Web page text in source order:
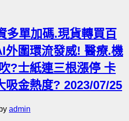
多單加碼.現貨轉買百
外圍環流發威! 醫療.機
?士紙連三根漲停 卡
吸金熱度? 2023/07/25
by admin